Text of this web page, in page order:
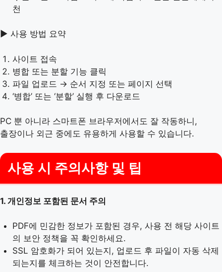
천
▶ 사용 방법 요약
사이트 접속
병합 또는 분할 기능 클릭
파일 업로드 → 순서 지정 또는 페이지 선택
‘병합’ 또는 ‘분할’ 실행 후 다운로드
PC 뿐 아니라 스마트폰 브라우저에서도 잘 작동하니,
출장이나 외근 중에도 유용하게 사용할 수 있습니다.
사용 시 주의사항 및 팁
1. 개인정보 포함된 문서 주의
PDF에 민감한 정보가 포함된 경우, 사용 전 해당 사이트
의 보안 정책을 꼭 확인하세요.
SSL 암호화가 되어 있는지, 업로드 후 파일이 자동 삭제
되는지를 체크하는 것이 안전합니다.